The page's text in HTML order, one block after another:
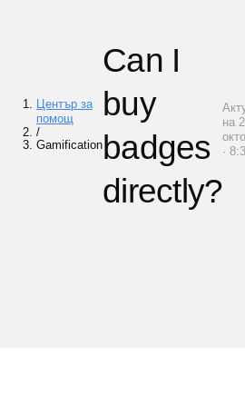
Център за
помощ
/
Gamification
Can I
buy
badges
directly?
на
·